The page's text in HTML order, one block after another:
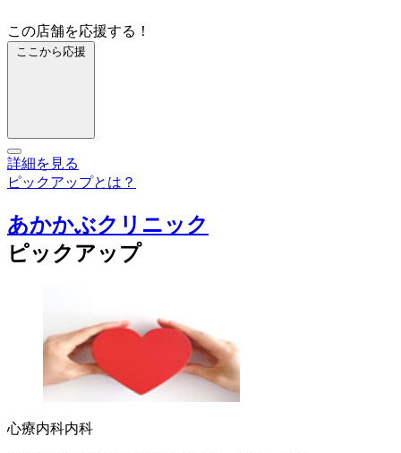
この店舗を応援する！
ここから応援
詳細を見る
ピックアップとは？
あかかぶクリニック
ピックアップ
心療内科内科